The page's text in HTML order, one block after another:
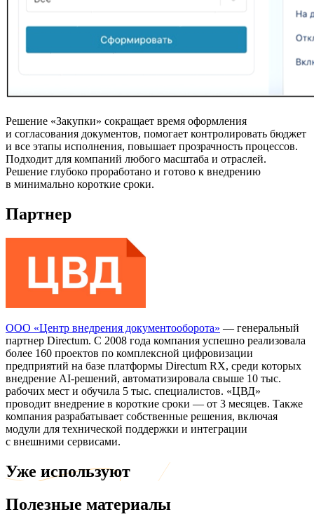
Решение «Закупки» сокращает время оформления
и согласования документов, помогает контролировать бюджет
и все этапы исполнения, повышает прозрачность процессов.
Подходит для компаний любого масштаба и отраслей.
Решение глубоко проработано и готово к внедрению
в минимально короткие сроки.
Партнер
ООО «Центр внедрения документооборота» — генеральный
партнер Directum. С 2008 года компания успешно реализовала
более 160 проектов по комплексной цифровизации
предприятий на базе платформы Directum RX, среди которых
внедрение AI-решений, автоматизировала свыше 10 тыс.
рабочих мест и обучила 5 тыс. специалистов. «ЦВД»
проводит внедрение в короткие сроки — от 3 месяцев. Также
компания разрабатывает собственные решения, включая
модули для технической поддержки и интеграции
с внешними сервисами.
Уже используют
Полезные материалы